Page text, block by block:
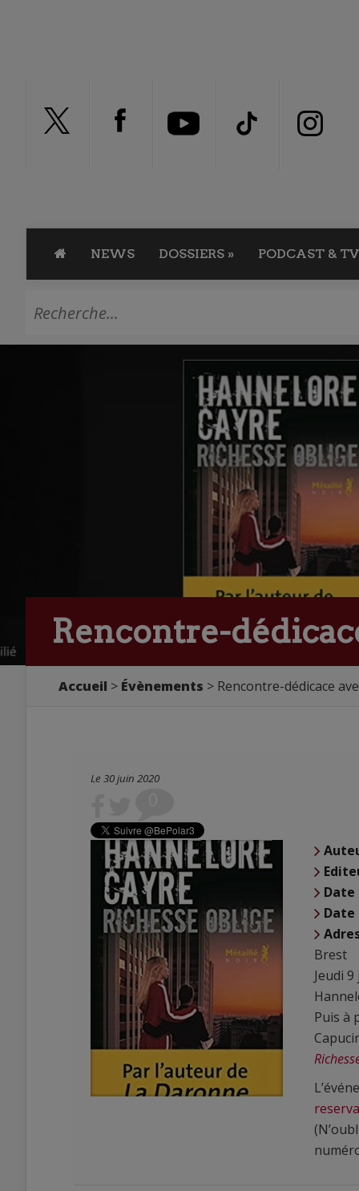
NEWS DOSSIERS » PODCAST & TV
Rencontre-
Accueil > Évènements > Rencontre-dédicace
Le 30 juin 2020
Date
Brest
Jeudi
Puis à